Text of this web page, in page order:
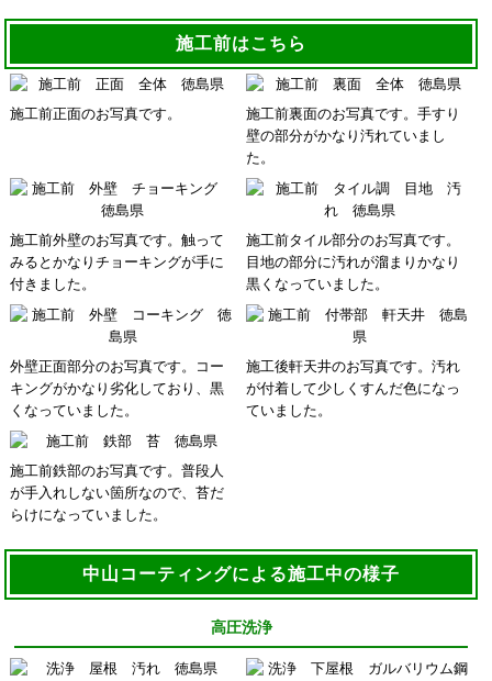
施工前はこちら
施工前正面のお写真です。
施工前裏面のお写真です。手すり
壁の部分がかなり汚れていまし
た。
施工前外壁のお写真です。触って
みるとかなりチョーキングが手に
付きました。
施工前タイル部分のお写真です。
目地の部分に汚れが溜まりかなり
黒くなっていました。
外壁正面部分のお写真です。コー
キングがかなり劣化しており、黒
くなっていました。
施工後軒天井のお写真です。汚れ
が付着して少しくすんだ色になっ
ていました。
施工前鉄部のお写真です。普段人
が手入れしない箇所なので、苔だ
らけになっていました。
中山コーティングによる施工中の様子
高圧洗浄